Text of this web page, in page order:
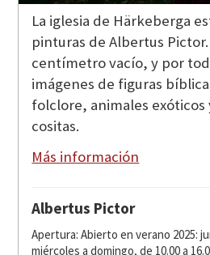
La iglesia de Härkeberga
pinturas de Albertus
centímetro vacío, y por
imágenes de figuras
folclore, animales exóticos
cositas.
Más información
Albertus Pictor
Apertura: Abierto en verano 2025:
miércoles a domingo, de 10.00 a